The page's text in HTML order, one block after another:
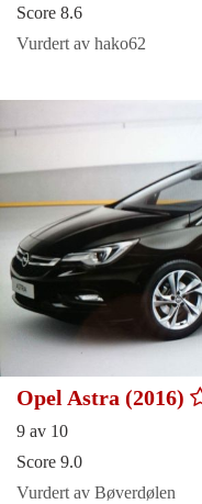
Score 8.6
Vurdert av hako62
Opel Astra (2016)
9 av 10
Score 9.0
Vurdert av Bøverdølen